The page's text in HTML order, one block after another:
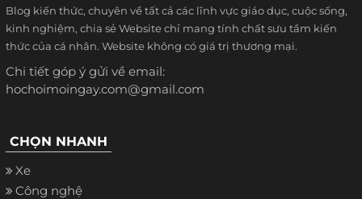
Blog kiến thức, chuyên về tất cả các lĩnh vực giáo dục, cuộc sống,
kinh nghiệm, chia sẻ Website chỉ mang tính chất sưu tầm kiến
thức của cá nhân. Website không có giá trị thương mại.
Chi tiết góp ý gửi về email:
hochoimoingay.com@gmail.com
CHỌN NHANH
Xe
Công nghệ